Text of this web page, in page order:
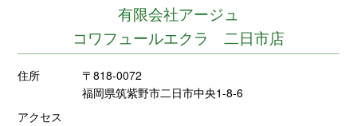
有限会社アージュ
コワフュールエクラ 二日市店
住所
〒818-0072
福岡県筑紫野市二日市中央1-8-6
アクセス